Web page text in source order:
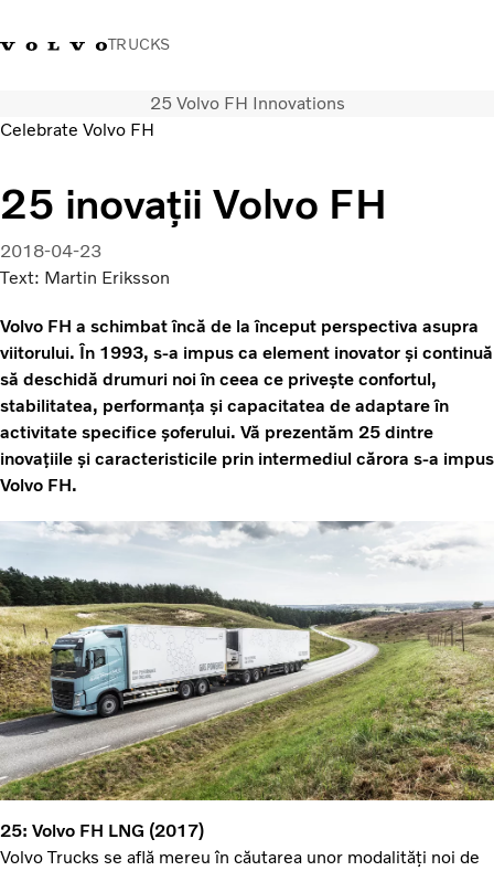
TRUCKS
Merchandise Volvo TrucksConectare
Soluții de transport
Camioane
Servicii
Dealer locator
Despre noi
Contactați-ne
25 Volvo FH Innovations
Celebrate Volvo FH
25 inovații Volvo FH
2018-04-23
Text: Martin Eriksson
Volvo FH a schimbat încă de la început perspectiva asupra
viitorului. În 1993, s-a impus ca element inovator și continuă
să deschidă drumuri noi în ceea ce privește confortul,
stabilitatea, performanța și capacitatea de adaptare în
activitate specifice șoferului. Vă prezentăm 25 dintre
inovațiile și caracteristicile prin intermediul cărora s-a impus
Volvo FH.
25: Volvo FH LNG (2017)
Volvo Trucks se află mereu în căutarea unor modalități noi de